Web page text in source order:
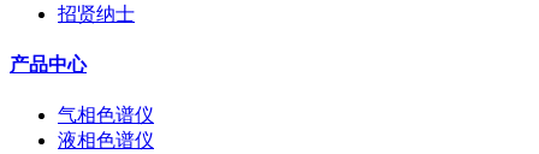
招贤纳士
产品中心
气相色谱仪
液相色谱仪